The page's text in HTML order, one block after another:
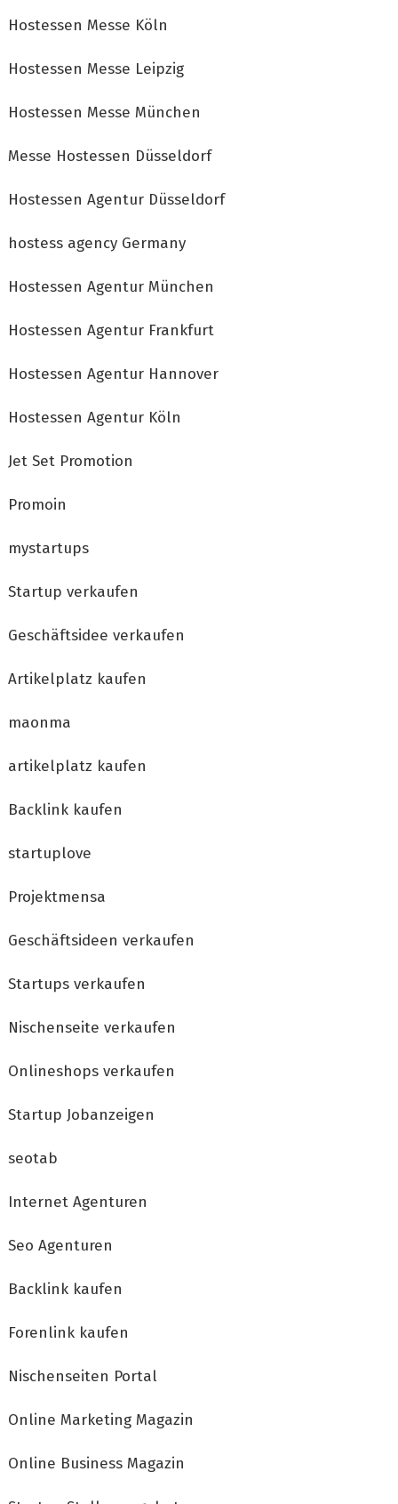
Hostessen Messe Köln
Hostessen Messe Leipzig
Hostessen Messe München
Messe Hostessen Düsseldorf
Hostessen Agentur Düsseldorf
hostess agency Germany
Hostessen Agentur München
Hostessen Agentur Frankfurt
Hostessen Agentur Hannover
Hostessen Agentur Köln
Jet Set Promotion
Promoin
mystartups
Startup verkaufen
Geschäftsidee verkaufen
Artikelplatz kaufen
maonma
artikelplatz kaufen
Backlink kaufen
startuplove
Projektmensa
Geschäftsideen verkaufen
Startups verkaufen
Nischenseite verkaufen
Onlineshops verkaufen
Startup Jobanzeigen
seotab
Internet Agenturen
Seo Agenturen
Backlink kaufen
Forenlink kaufen
Nischenseiten Portal
Online Marketing Magazin
Online Business Magazin